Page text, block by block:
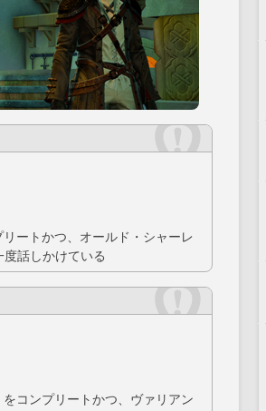
ートかつ、オールド・シャーレ
度話しかけている
コンプリートかつ、ヴァリアン